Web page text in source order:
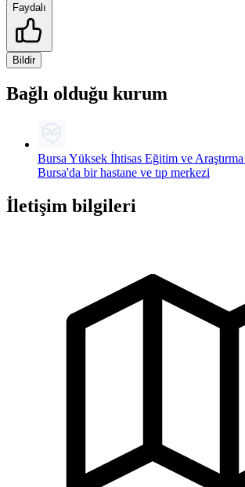
Faydalı
Bildir
Bağlı olduğu kurum
Bursa Yüksek İhtisas Eğitim ve Araştırma
Bursa'da bir hastane ve tıp merkezi
İletişim bilgileri